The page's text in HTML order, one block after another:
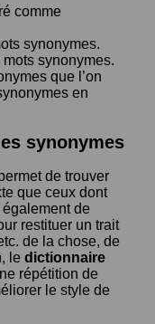
comme
synonymes.
mots synonymes.
que l’on
en
synonymes
de trouver
que ceux dont
de
restituer un trait
de la chose, de
le dictionnaire
répétition de
le style de